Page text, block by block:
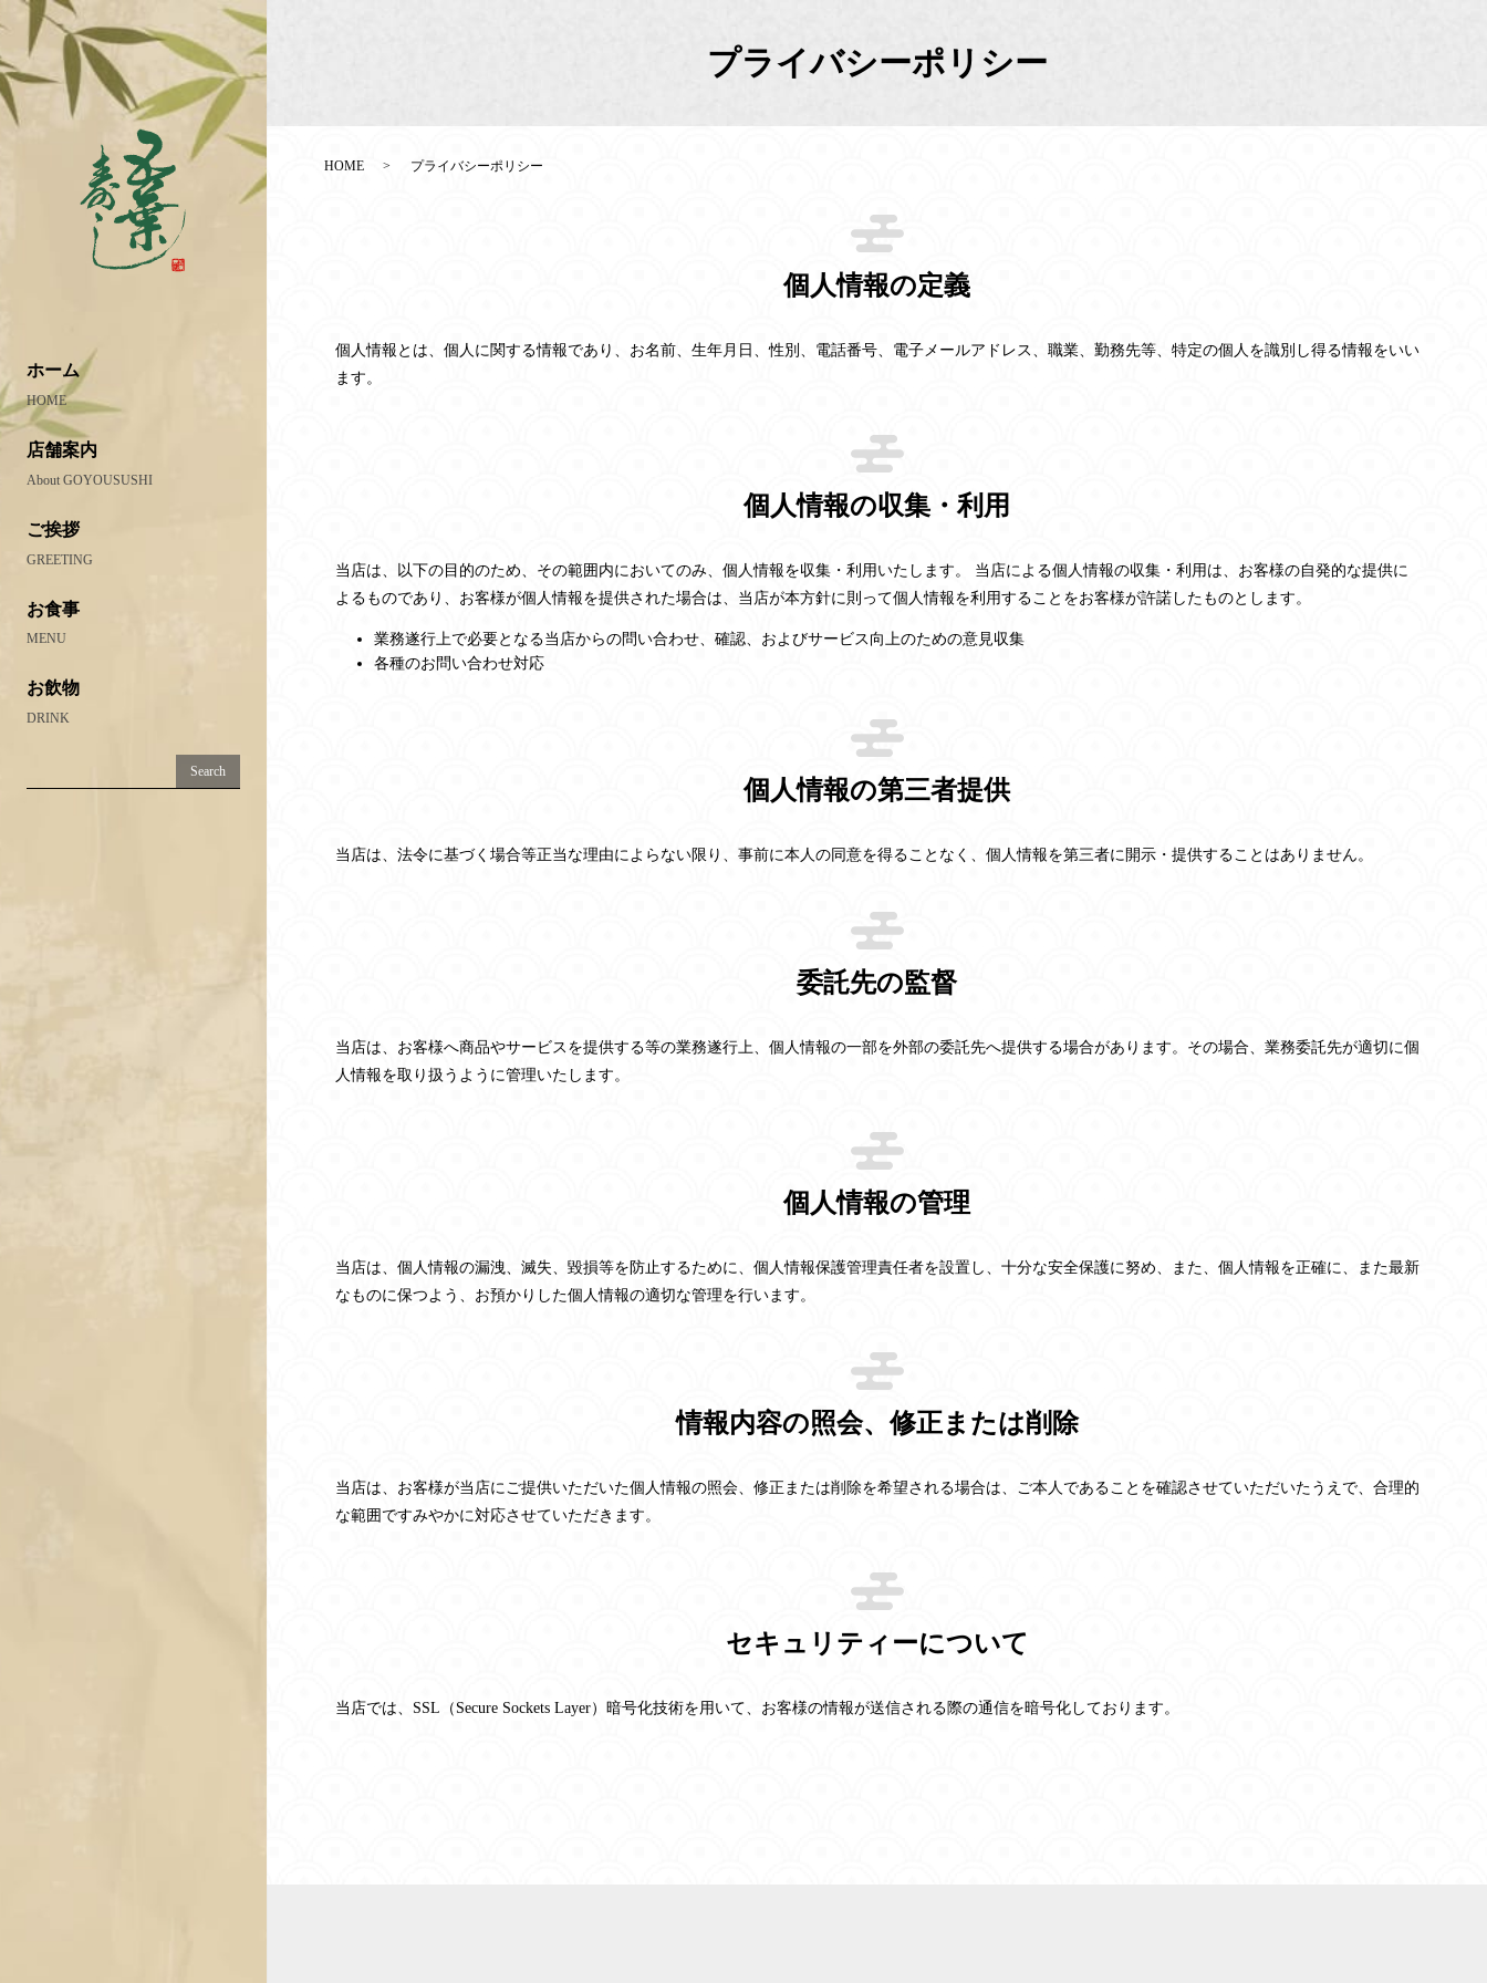
ホーム
HOME
店舗案内
About GOYOUSUSHI
ご挨拶
GREETING
お食事
MENU
お飲物
DRINK
プライバシーポリシー
HOME プライバシーポリシー
個人情報の定義
個人情報とは、個人に関する情報であり、お名前、生年月日、性別、電話番号、電子メールアドレス、職業、勤務先等、特定の個人を識別し得る情報をいい
ます。
個人情報の収集・利用
当店は、以下の目的のため、その範囲内においてのみ、個人情報を収集・利用いたします。 当店による個人情報の収集・利用は、お客様の自発的な提供に
よるものであり、お客様が個人情報を提供された場合は、当店が本方針に則って個人情報を利用することをお客様が許諾したものとします。
業務遂行上で必要となる当店からの問い合わせ、確認、およびサービス向上のための意見収集
各種のお問い合わせ対応
個人情報の第三者提供
当店は、法令に基づく場合等正当な理由によらない限り、事前に本人の同意を得ることなく、個人情報を第三者に開示・提供することはありません。
委託先の監督
当店は、お客様へ商品やサービスを提供する等の業務遂行上、個人情報の一部を外部の委託先へ提供する場合があります。その場合、業務委託先が適切に個
人情報を取り扱うように管理いたします。
個人情報の管理
当店は、個人情報の漏洩、滅失、毀損等を防止するために、個人情報保護管理責任者を設置し、十分な安全保護に努め、また、個人情報を正確に、また最新
なものに保つよう、お預かりした個人情報の適切な管理を行います。
情報内容の照会、修正または削除
当店は、お客様が当店にご提供いただいた個人情報の照会、修正または削除を希望される場合は、ご本人であることを確認させていただいたうえで、合理的
な範囲ですみやかに対応させていただきます。
セキュリティーについて
当店では、SSL（Secure Sockets Layer）暗号化技術を用いて、お客様の情報が送信される際の通信を暗号化しております。